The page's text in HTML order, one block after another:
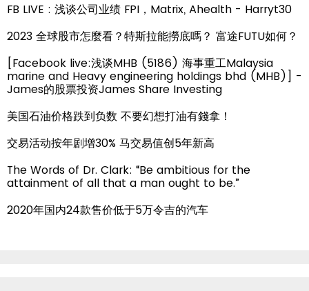
FB LIVE : 浅谈公司业绩 FPI，Matrix, Ahealth - Harryt30
2023 全球股市怎麼看？特斯拉能撈底嗎？ 富途FUTU如何？
[Facebook live:浅谈MHB (5186) 海事重工Malaysia
marine and Heavy engineering holdings bhd (MHB)] -
James的股票投资James Share Investing
美国石油价格跌到负数 不要幻想打油有錢拿！
交易活动按年剧增30% 马交易值创5年新高
The Words of Dr. Clark: “Be ambitious for the
attainment of all that a man ought to be.”
2020年国内24款售价低于5万令吉的汽车